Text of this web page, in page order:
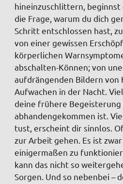
hineinzuschlittern,
die Frage, warum du dich
Schritt entschlossen hast,
von einer gewissen
körperlichen
abschalten-Können; von
aufdrängenden Bildern von
Aufwachen in der Nacht.
deine frühere
abhandengekommen ist.
tust, erscheint dir sinnlos.
zur Arbeit gehen. Es ist zwar
einigermaßen zu
kann das nicht so
Sorgen. Und so nebenbei –